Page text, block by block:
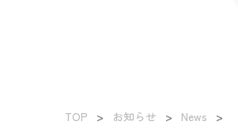
TOP > お知らせ > News >